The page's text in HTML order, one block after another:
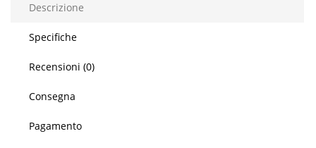
Descrizione
Specifiche
Recensioni (0)
Consegna
Pagamento